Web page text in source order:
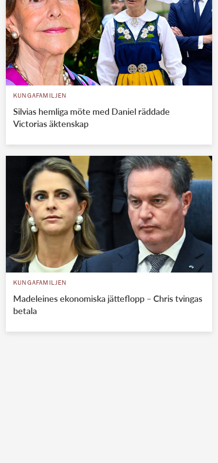
KUNGAFAMILJEN
Silvias hemliga möte med Daniel räddade
Victorias äktenskap
KUNGAFAMILJEN
Madeleines ekonomiska jätteflopp – Chris tvingas
betala